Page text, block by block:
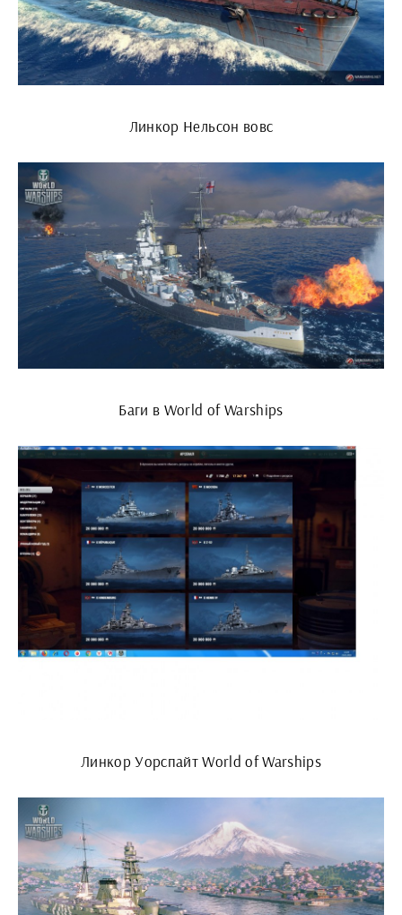
Линкор Нельсон вовс
Баги в World of Warships
Линкор Уорспайт World of Warships